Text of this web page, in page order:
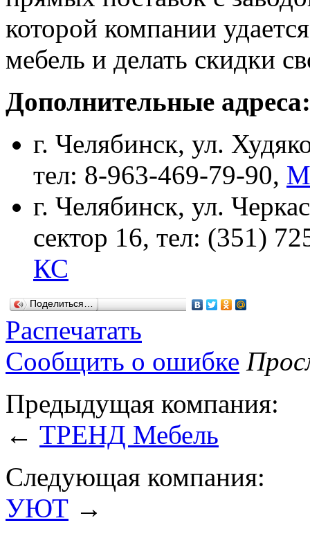
которой компании
мебель и делать скидки
Дополнительные адреса:
г. Челябинск, ул.
тел: 8-963-469-79-90,
г. Челябинск, ул.
сектор 16, тел: (351)
КС
Поделиться…
Распечатать
Сообщить о ошибке
Предыдущая компания:
← ТРЕНД Мебель
Следующая компания:
УЮТ →